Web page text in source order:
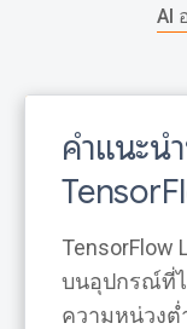
AI
คำแนะ
บนอุปกรณ์ที่
ความหน่วง